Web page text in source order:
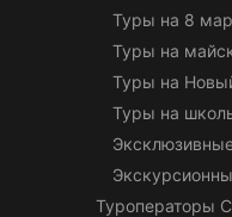
Туры на 8
Туры на
Туры на
Туры на
Туроператоры